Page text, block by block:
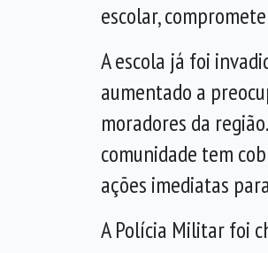
escolar,
A escola já foi
aumentado a
moradores da
comunidade tem
ações imediatas
A Polícia Militar foi